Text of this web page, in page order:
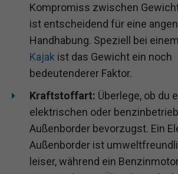
Kompromiss zwischen
ist entscheidend für eine
Handhabung. Speziell bei einem
Kajak ist das Gewicht ein noch
bedeutenderer Faktor.
Kraftstoffart: Überlege, ob du
elektrischen oder
Außenborder bevorzugst. Ein
Außenborder ist
leiser, während ein